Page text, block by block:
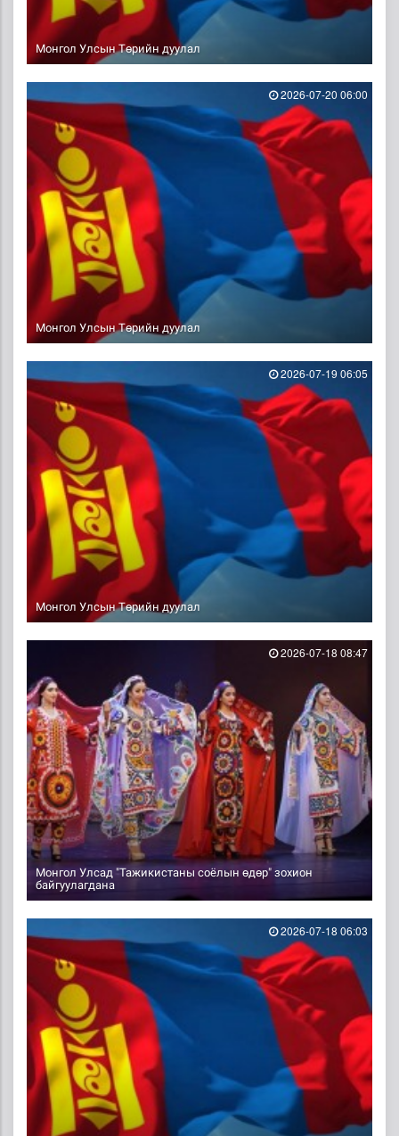
Монгол Улсын Төрийн дуулал
Монгол Улсын Төрийн дуулал
2026-07-20 06:00
Монгол Улсын Төрийн дуулал
2026-07-19 06:05
Монгол Улсад "Тажикистаны соёлын өдөр" зохион
байгуулагдана
2026-07-18 08:47
2026-07-18 06:03